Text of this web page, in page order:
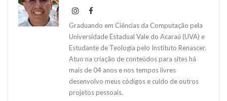
Graduando em Ciências da Computação pela
Universidade Estadual Vale do Acaraú (UVA) e
Estudante de Teologia pelo Instituto Renascer.
Atuo na criação de conteúdos para sites há
mais de 04 anos e nos tempos livres
desenvolvo meus códigos e cuido de outros
projetos pessoais.